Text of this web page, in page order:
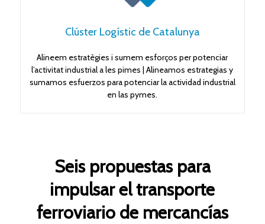
Clúster Logístic de Catalunya
Alineem estratègies i sumem esforços per potenciar
l’activitat industrial a les pimes | Alineamos estrategias y
sumamos esfuerzos para potenciar la actividad industrial
en las pymes.
Seis propuestas para
impulsar el transporte
ferroviario de mercancías